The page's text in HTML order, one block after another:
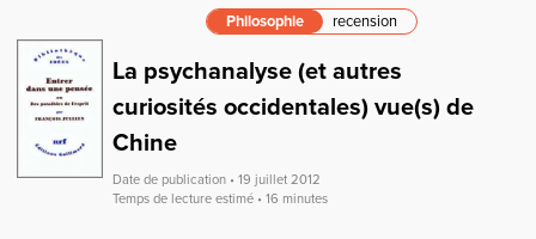
Philosophie recension
La psychanalyse (et autres
curiosités occidentales) vue(s) de
Chine
Date de publication • 19 juillet 2012
Temps de lecture estimé • 16 minutes